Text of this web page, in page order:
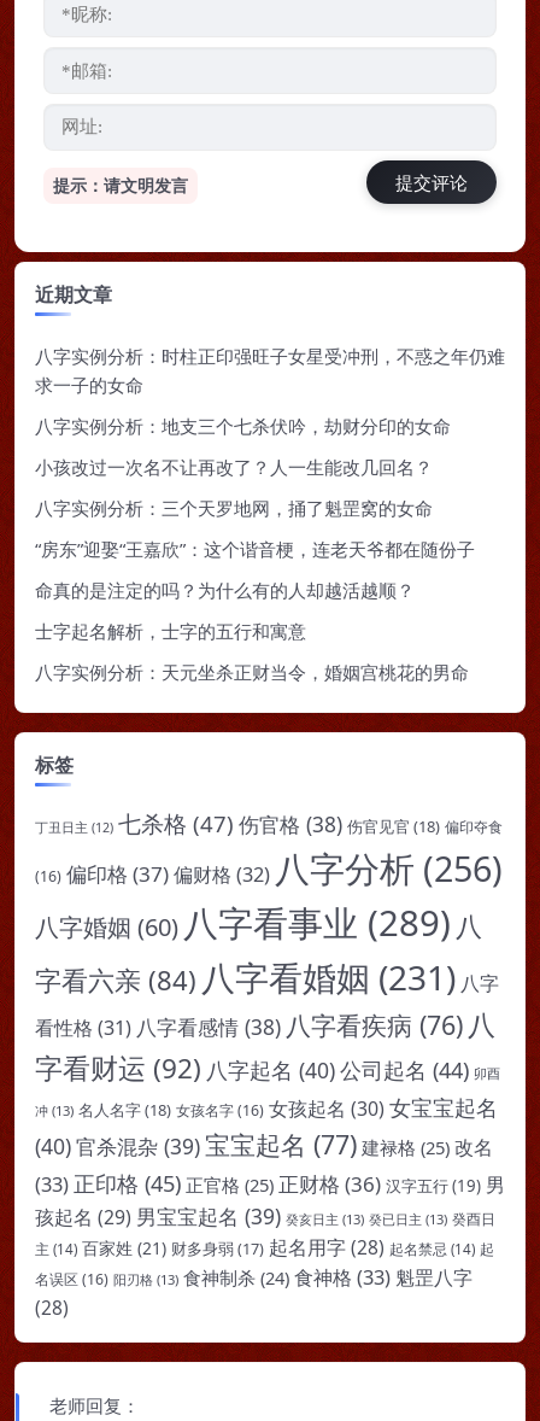
提示：请文明发言
近期文章
八字实例分析：时柱正印强旺子女星受冲刑，不惑之年仍难
求一子的女命
八字实例分析：地支三个七杀伏吟，劫财分印的女命
小孩改过一次名不让再改了？人一生能改几回名？
八字实例分析：三个天罗地网，捅了魁罡窝的女命
“房东”迎娶“王嘉欣”：这个谐音梗，连老天爷都在随份子
命真的是注定的吗？为什么有的人却越活越顺？
士字起名解析，士字的五行和寓意
八字实例分析：天元坐杀正财当令，婚姻宫桃花的男命
标签
丁丑日主 (12) 七杀格 (47) 伤官格 (38) 伤官见官 (18) 偏印夺食
(16) 偏印格 (37)偏财格 (32) 八字分析 (256)
八字婚姻 (60) 八字看事业 (289) 八
字看六亲 (84) 八字看婚姻 (231) 八字
看性格 (31) 八字看感情 (38) 八字看疾病 (76) 八
字看财运 (92) 八字起名 (40)公司起名 (44) 卯酉
冲 (13) 名人名字(18) 女孩名字(16) 女孩起名 (30) 女宝宝起名
(40)官杀混杂 (39) 宝宝起名 (77) 建禄格 (25) 改名
(33) 正印格 (45) 正官格 (25) 正财格 (36) 汉字五行(19) 男
孩起名 (29) 男宝宝起名 (39) 癸亥日主 (13) 癸已日主 (13) 癸酉日
主 (14) 百家姓 (21) 财多身弱(17) 起名用字(28) 起名禁忌 (14) 起
名误区(16) 阳刃格 (13) 食神制杀 (24) 食神格 (33) 魁罡八字
(28)
老师回复：